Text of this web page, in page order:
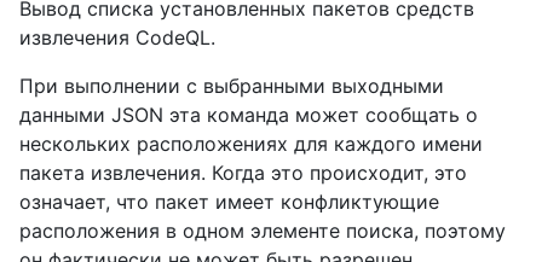
Вывод списка установленных пакетов средств
извлечения CodeQL.
При выполнении с выбранными выходными
данными JSON эта команда может сообщать о
нескольких расположениях для каждого имени
пакета извлечения. Когда это происходит, это
означает, что пакет имеет конфликтующие
расположения в одном элементе поиска, поэтому